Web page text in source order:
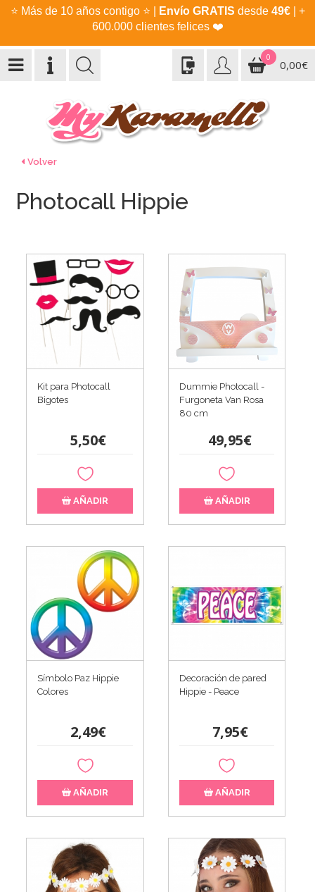
⭐ Más de 10 años contigo ⭐ Envío GRATIS desde 49€| +
600.000 clientes felices ❤️
0
0,00€
Volver
Photocall Hippie
Kit para Photocall
Bigotes
5,50€
AÑADIR
Dummie Photocall -
Furgoneta Van Rosa
80 cm
49,95€
AÑADIR
Símbolo Paz Hippie
Colores
2,49€
AÑADIR
Decoración de pared
Hippie - Peace
7,95€
AÑADIR